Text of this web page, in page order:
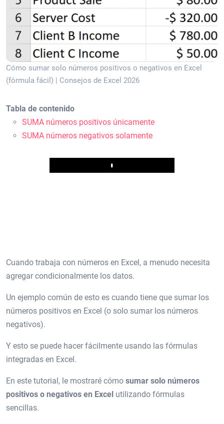
Cómo sumar solo números positivos o negativos en Excel
(fórmula fácil) | Consejos de Excel 2026
Tabla de contenido
SUMA números positivos únicamente
SUMA números negativos solamente
Play
Cuando trabaja con números en Excel, a menudo necesita
agregar condicionalmente los datos.
Un ejemplo común de esto es cuando tiene que sumar los
números positivos en Excel (o solo sumar los números
negativos).
Y esto se puede hacer fácilmente usando las fórmulas
integradas en Excel.
En este tutorial, le mostraré cómo sumar solo números
positivos o negativos en Excel utilizando fórmulas
sencillas.